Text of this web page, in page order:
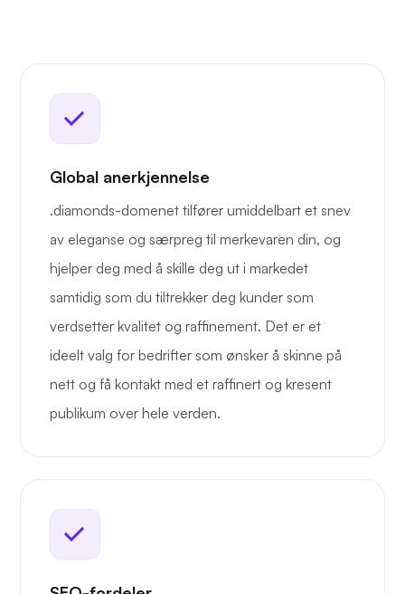
Global anerkjennelse
.diamonds-domenet tilfører umiddelbart et snev
av eleganse og særpreg til merkevaren din, og
hjelper deg med å skille deg ut i markedet
samtidig som du tiltrekker deg kunder som
verdsetter kvalitet og raffinement. Det er et
ideelt valg for bedrifter som ønsker å skinne på
nett og få kontakt med et raffinert og kresent
publikum over hele verden.